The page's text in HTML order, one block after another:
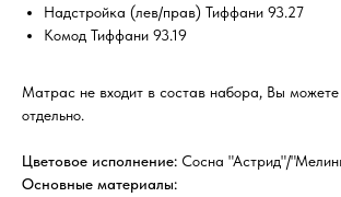
Надстройка (лев/прав) Тиффани 93.27
Комод Тиффани 93.19
Матрас не входит в состав набора, Вы можете
отдельно.
Цветовое исполнение: Сосна "Астрид"/
Основные материалы: